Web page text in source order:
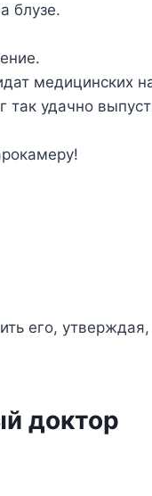
блузе.
медицинских
так удачно
его,
доктор